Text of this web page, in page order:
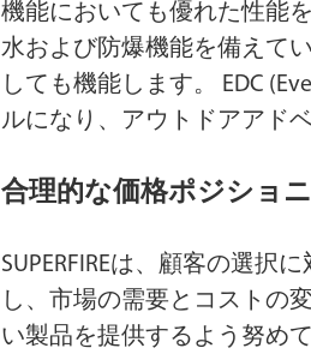
機能においても優れた性能
水および防爆機能を備えて
しても機能します。 EDC
ルになり、アウトドアアド
合理的な価格ポジショ
SUPERFIREは、顧客の選択
し、市場の需要とコストの
い製品を提供するよう努め